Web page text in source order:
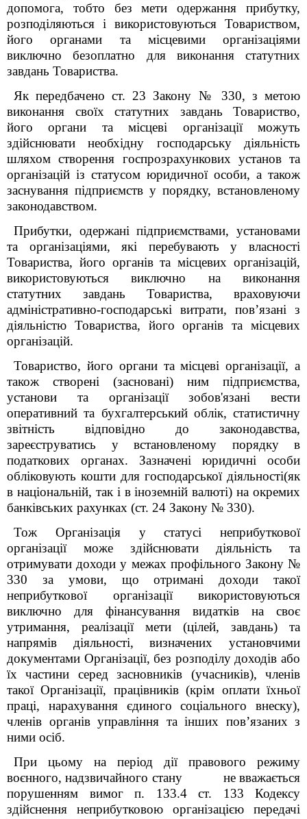
допомога, тобто без мети одержання прибутку,
розподіляються і використовуються Товариством,
його органами та місцевими організаціями
виключно безоплатно для виконання статутних
завдань Товариства.
Як передбачено ст. 23 Закону № 330, з метою
виконання своїх статутних завдань Товариство,
його органи та місцеві організації можуть
здійснювати необхідну господарську діяльність
шляхом створення госпрозрахункових установ та
організацій із статусом юридичної особи, а також
заснування підприємств у порядку, встановленому
законодавством.
Прибутки, одержані підприємствами, установами
та організаціями, які перебувають у власності
Товариства, його органів та місцевих організацій,
використовуються виключно на виконання
статутних завдань Товариства, враховуючи
адміністративно-господарські витрати, пов’язані з
діяльністю Товариства, його органів та місцевих
організацій.
Товариство, його органи та місцеві організації, а
також створені (засновані) ним підприємства,
установи та організації зобов'язані вести
оперативний та бухгалтерський облік, статистичну
звітність відповідно до законодавства,
зареєструватись у встановленому порядку в
податкових органах. Зазначені юридичні особи
обліковують кошти для господарської діяльності(як
в національній, так і в іноземній валюті) на окремих
банківських рахунках (ст. 24 Закону № 330).
Тож Організація у статусі неприбуткової
організації може здійснювати діяльність та
отримувати доходи у межах профільного Закону №
330 за умови, що отримані доходи такої
неприбуткової організації використовуються
виключно для фінансування видатків на своє
утримання, реалізації мети (цілей, завдань) та
напрямів діяльності, визначених установчими
документами Організації,без розподілу доходів або
їх частини серед засновників (учасників), членів
такої Організації, працівників (крім оплати їхньої
праці, нарахування єдиного соціального внеску),
членів органів управління та інших пов’язаних з
ними осіб.
При цьому на період дії правового режиму
воєнного, надзвичайного стану не вважається
порушенням вимог п. 133.4 ст. 133 Кодексу
здійснення неприбутковою організацією передачі